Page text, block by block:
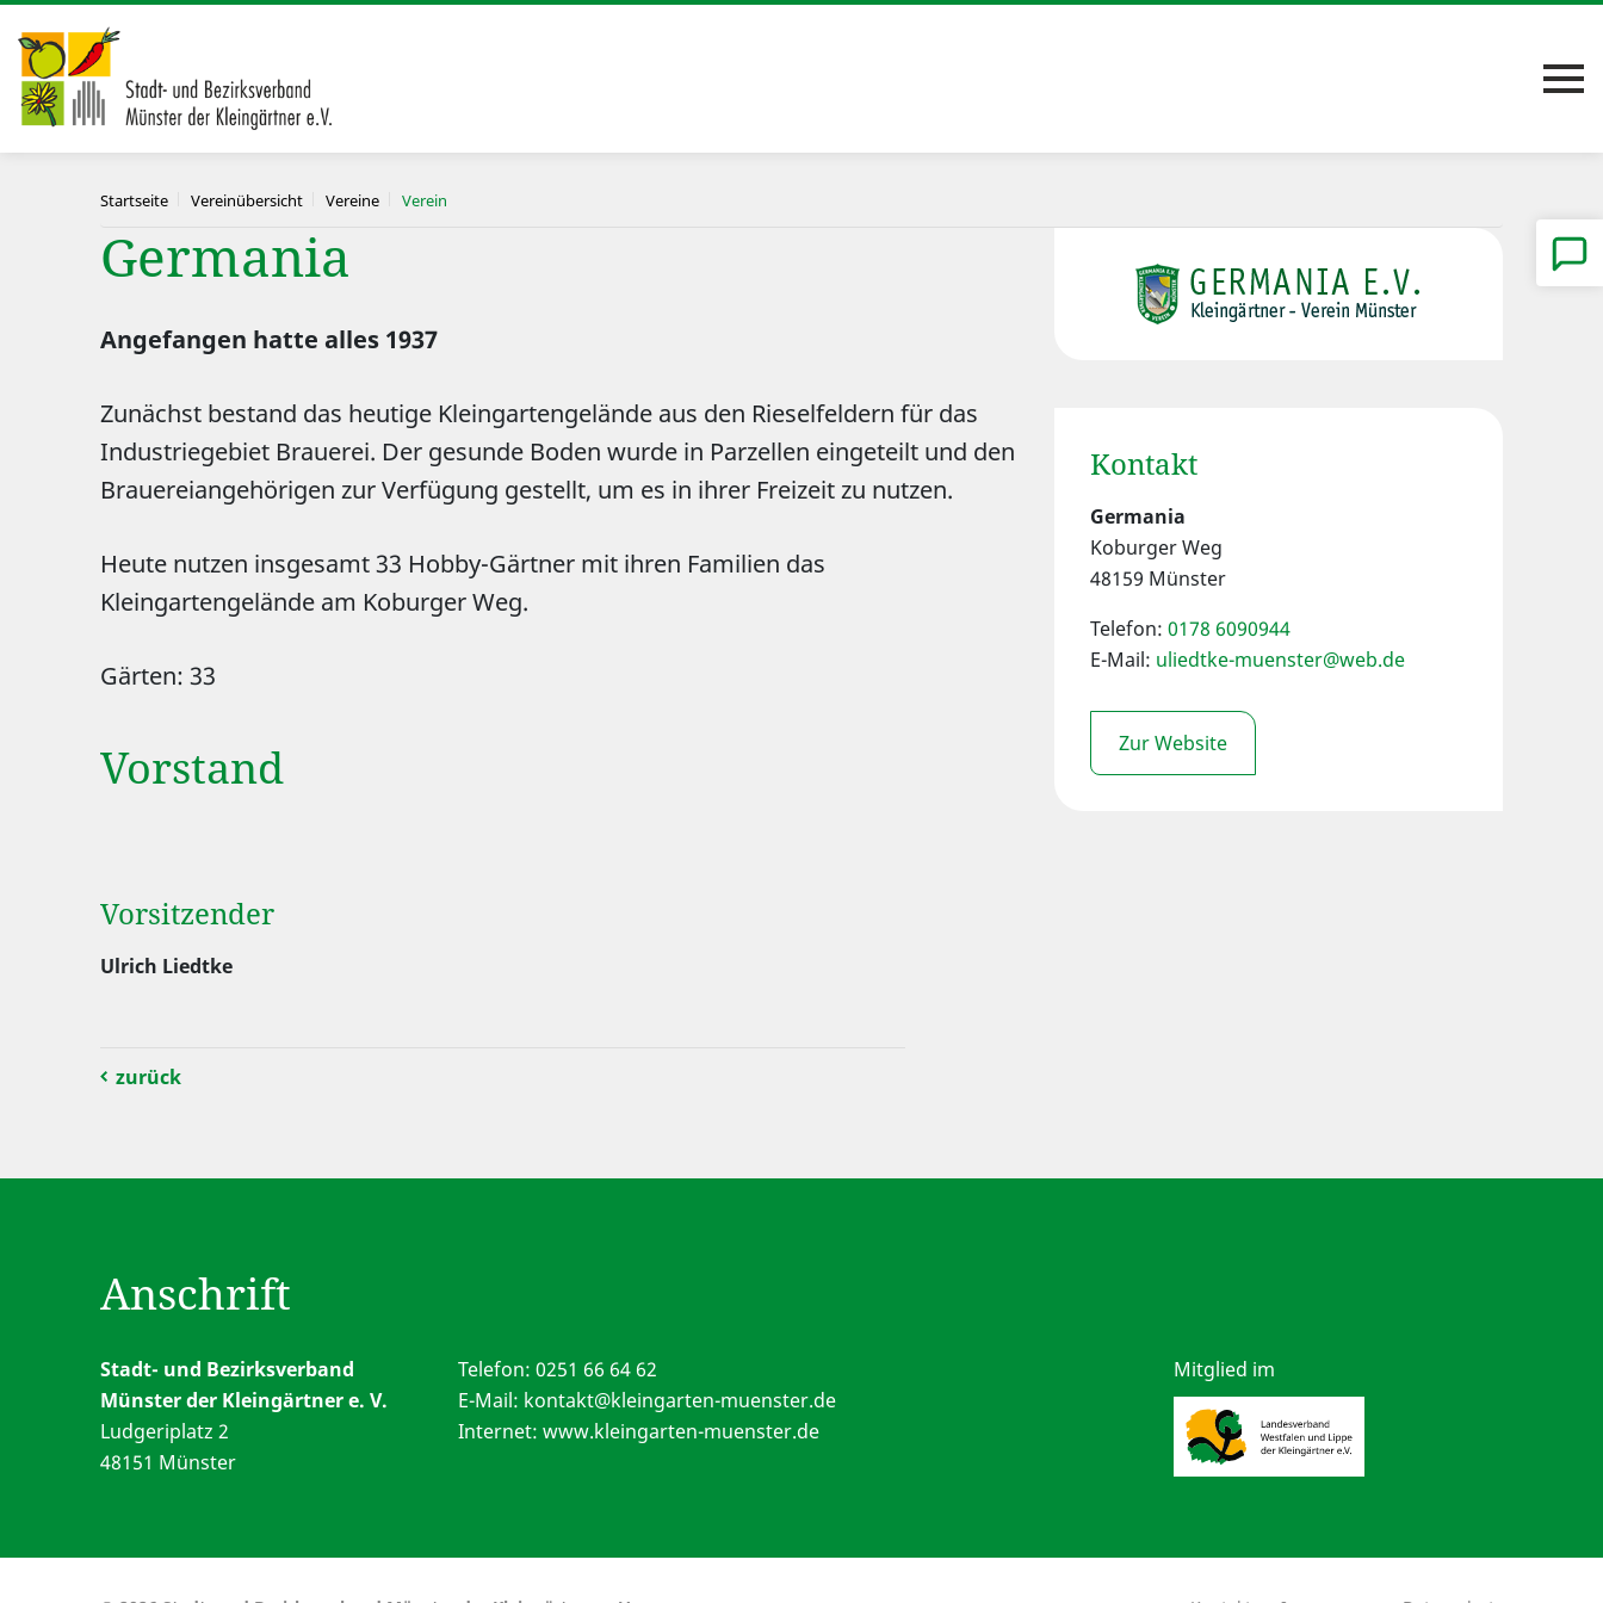
Startseite Vereinübersicht Vereine Verein
Germania
Angefangen hatte alles 1937
Zunächst bestand das heutige Kleingartengelände aus den Rieselfeldern für das
Industriegebiet Brauerei. Der gesunde Boden wurde in Parzellen eingeteilt und den
Brauereiangehörigen zur Verfügung gestellt, um es in ihrer Freizeit zu nutzen.
Heute nutzen insgesamt 33 Hobby-Gärtner mit ihren Familien das
Kleingartengelände am Koburger Weg.
Gärten: 33
Vorstand
Vorsitzender
Ulrich Liedtke
Kontakt
Germania
Koburger Weg
48159 Münster
Telefon: 0178 6090944
E-Mail: uliedtke-muenster@web.de
Zur Website
zurück
Anschrift
Stadt- und Bezirksverband
Münster der Kleingärtner e. V.
Ludgeriplatz 2
48151 Münster
Telefon: 0251 66 64 62
E-Mail: kontakt@kleingarten-muenster.de
Internet: www.kleingarten-muenster.de
Mitglied im